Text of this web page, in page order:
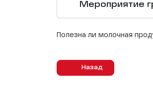
Мероприятие
Полезна ли молочная
Назад